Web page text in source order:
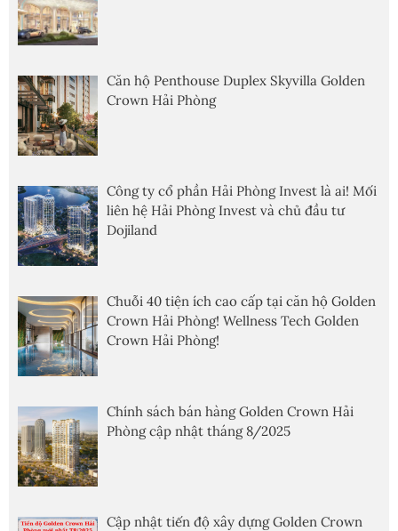
Căn hộ Penthouse Duplex Skyvilla Golden
Crown Hải Phòng
Công ty cổ phần Hải Phòng Invest là ai! Mối
liên hệ Hải Phòng Invest và chủ đầu tư
Dojiland
Chuỗi 40 tiện ích cao cấp tại căn hộ Golden
Crown Hải Phòng! Wellness Tech Golden
Crown Hải Phòng!
Chính sách bán hàng Golden Crown Hải
Phòng cập nhật tháng 8/2025
Cập nhật tiến độ xây dựng Golden Crown